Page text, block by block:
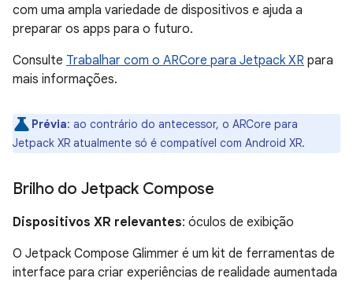
com uma ampla variedade de dispositivos e ajuda a
preparar os apps para o futuro.
Consulte Trabalhar com o ARCore para Jetpack XR para
mais informações.
Prévia: ao contrário do antecessor, o ARCore para
Jetpack XR atualmente só é compatível com Android XR.
Brilho do Jetpack Compose
Dispositivos XR relevantes: óculos de exibição
O Jetpack Compose Glimmer é um kit de ferramentas de
interface para criar experiências de realidade aumentada